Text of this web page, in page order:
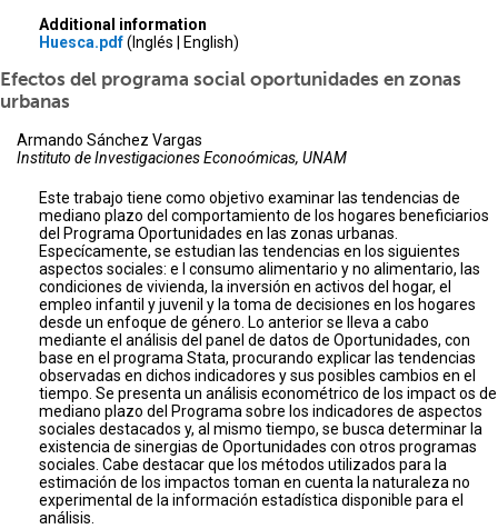
Additional information
Huesca.pdf(Inglés | English)
Efectos del programa social oportunidades en zonas
urbanas
Armando Sánchez Vargas
Instituto de Investigaciones Econoómicas, UNAM
Este trabajo tiene como objetivo examinar las tendencias de
mediano plazo del comportamiento de los hogares beneficiarios
del Programa Oportunidades en las zonas urbanas.
Especícamente, se estudian las tendencias en los siguientes
aspectos sociales: e l consumo alimentario y no alimentario, las
condiciones de vivienda, la inversión en activos del hogar, el
empleo infantil y juvenil y la toma de decisiones en los hogares
desde un enfoque de género. Lo anterior se lleva a cabo
mediante el análisis del panel de datos de Oportunidades, con
base en el programa Stata, procurando explicar las tendencias
observadas en dichos indicadores y sus posibles cambios en el
tiempo. Se presenta un análisis econométrico de los impact os de
mediano plazo del Programa sobre los indicadores de aspectos
sociales destacados y, al mismo tiempo, se busca determinar la
existencia de sinergias de Oportunidades con otros programas
sociales. Cabe destacar que los métodos utilizados para la
estimación de los impactos toman en cuenta la naturaleza no
experimental de la información estadística disponible para el
análisis.